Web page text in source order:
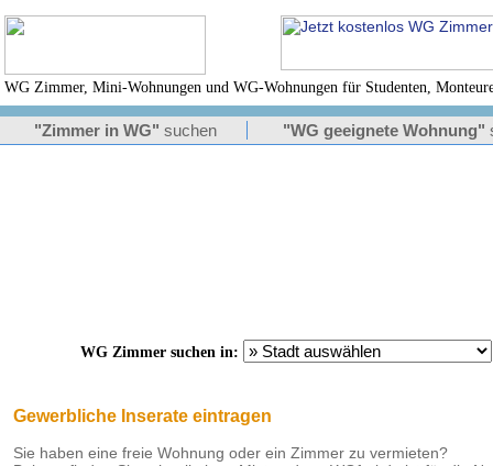
WG Zimmer, Mini-Wohnungen und WG-Wohnungen für Studenten,
"Zimmer in WG" suchen "WG geeignete Wohnung"
WG Zimmer suchen in:
Gewerbliche Inserate eintragen
Sie haben eine freie Wohnung oder ein Zimmer zu vermieten?